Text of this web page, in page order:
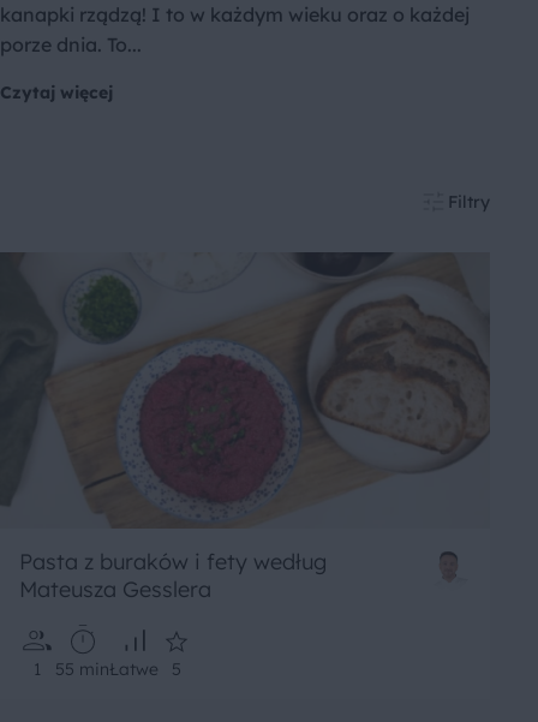
kanapki rządzą! I to w każdym wieku oraz o każdej
porze dnia. To...
Czytaj więcej
Filtry
Pasta z buraków i fety według
Mateusza Gesslera
1 55 minŁatwe 5